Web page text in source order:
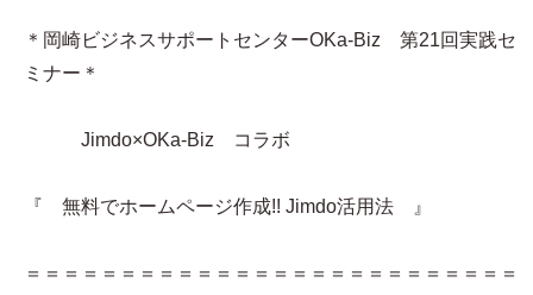
＊岡崎ビジネスサポートセンターOKa-Biz 第21回実践セ
ミナー＊
Jimdo×OKa-Biz コラボ
『 無料でホームページ作成!! Jimdo活用法 』
＝＝＝＝＝＝＝＝＝＝＝＝＝＝＝＝＝＝＝＝＝＝＝＝＝＝